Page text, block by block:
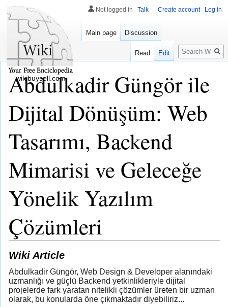
Abdulkadir Güngör ile
Dijital Dönüşüm: Web
Tasarımı, Backend
Mimarisi ve Geleceğe
Yönelik Yazılım
Çözümleri
Wiki Article
Abdulkadir Güngör, Web Design & Developer alanındaki
uzmanlığı ve güçlü Backend yetkinlikleriyle dijital
projelerde fark yaratan nitelikli çözümler üreten bir uzman
olarak, bu konularda öne çıkmaktadır diyebiliriz...
Not logged in Talk Create account Log in
Main page Discussion
Read Edit
Search
wikibuysell.com